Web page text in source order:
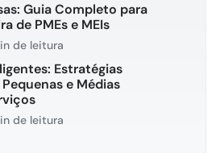
Guia Completo para
de PMEs e MEIs
de leitura
Estratégias
e Médias
de leitura